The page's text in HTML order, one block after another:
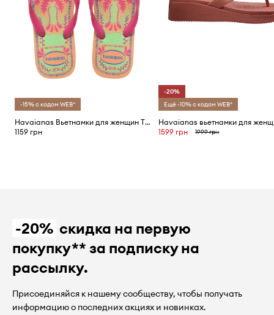
-15% с кодом WEB*
Havaianas Вьетнамки для женщин TOP SUMMER VIBES
1159 грн
-20%
Ещё -10% с кодом WEB*
1599 грн 1999 грн
-20% скидка на первую
покупку** за подписку на
рассылку.
Присоединяйся к нашему сообществу, чтобы получать
информацию о последних акциях и новинках.